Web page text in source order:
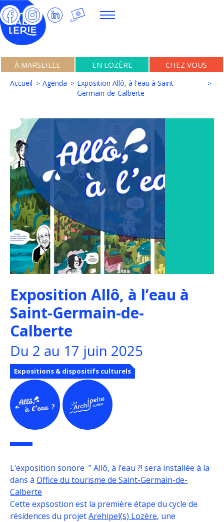
À MARSEILLE EN LOZÈRE CHEZ VOUS
Accueil Agenda
Exposition Allô, à l'eau à Saint-
Germain-de-Calberte
Exposition Allô, à l’eau à
Saint-Germain-de-
Calberte
Du 2 au 17 juin 2025
Expositions & dispositifs culturels
L’exposition sonore ” Allô, à l’eau ?! sera installée à la
dans à Office du tourisme de Saint-Germain-de-
Calberte
Cette expsostion est la première étape du cycle de
résidences du projetArehipel(s) Lozère, une